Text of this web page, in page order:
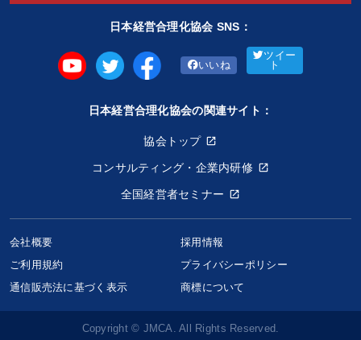
日本経営合理化協会 SNS：
いいね
ツイー
ト
日本経営合理化協会の関連サイト：
協会トップ
コンサルティング・企業内研修
全国経営者セミナー
会社概要
採用情報
ご利用規約
プライバシーポリシー
通信販売法に基づく表示
商標について
Copyright © JMCA. All Rights Reserved.
幸福学を取り入れた「経営の進め方」
keyboard_arrow_downセミナー選択